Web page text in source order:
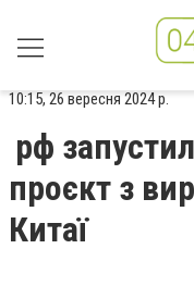
10:15, 26 вересня 2024 р.
рф
проєкт з
Китаї